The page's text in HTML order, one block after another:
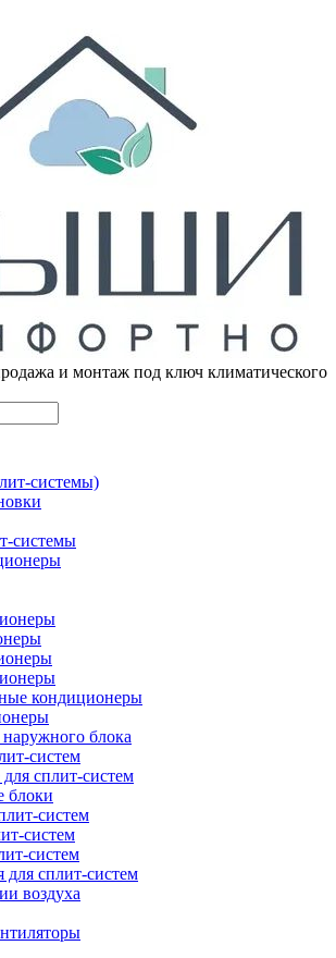
и монтаж под ключ климатического
системы)
системы
кондиционеры
блока
систем
сплит-систем
блоки
систем
систем
систем
для сплит-систем
воздуха